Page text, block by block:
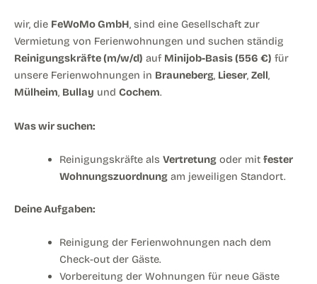
wir, die FeWoMo GmbH, sind eine Gesellschaft zur
Vermietung von Ferienwohnungen und suchen ständig
Reinigungskräfte (m/w/d) auf Minijob-Basis (556 €) für
unsere Ferienwohnungen in Brauneberg, Lieser, Zell,
Mülheim, Bullay und Cochem.
Was wir suchen:
Reinigungskräfte als Vertretungoder mit fester
Wohnungszuordnungam jeweiligen Standort.
Deine Aufgaben:
Reinigung der Ferienwohnungen nach dem
Check-out der Gäste.
Vorbereitung der Wohnungen für neue Gäste